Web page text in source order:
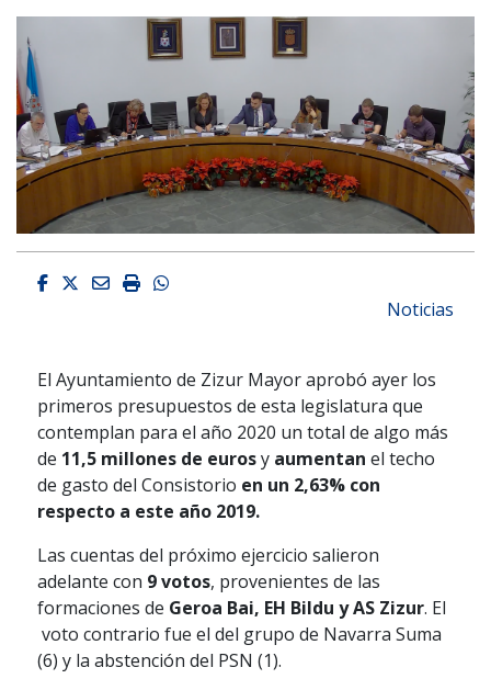
Facebook
Twitter
EmailImprimirWhatsapp
Noticias
El Ayuntamiento de Zizur Mayor aprobó ayer los
primeros presupuestos de esta legislatura que
contemplan para el año 2020 un total de algo más
de 11,5 millones de eurosy aumentan el techo
de gasto del Consistorio en un 2,63% con
respecto a este año 2019.
Las cuentas del próximo ejercicio salieron
adelante con 9 votos, provenientes de las
formaciones de Geroa Bai, EH Bildu y AS Zizur. El
voto contrario fue el del grupo de Navarra Suma
(6) y la abstención del PSN (1).